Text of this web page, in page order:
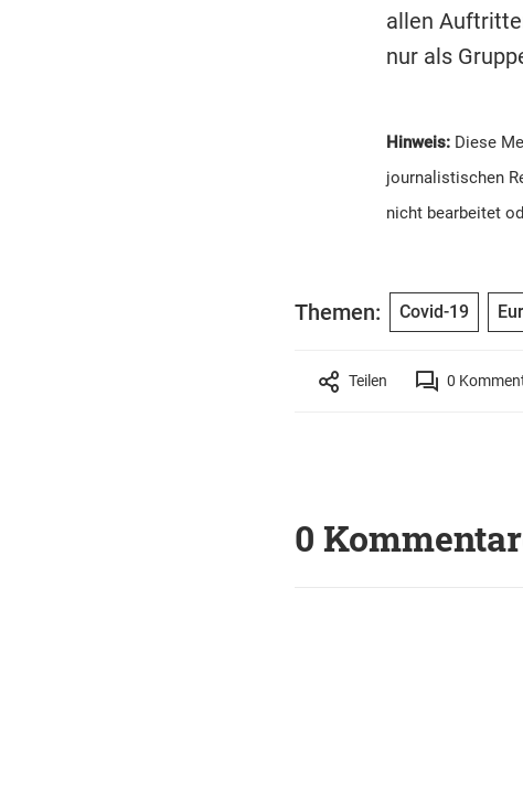
allen
nur als
Hinweis:Diese
journalistischen
nicht bearbeitet
Themen: Covid-19
Teilen 0
0